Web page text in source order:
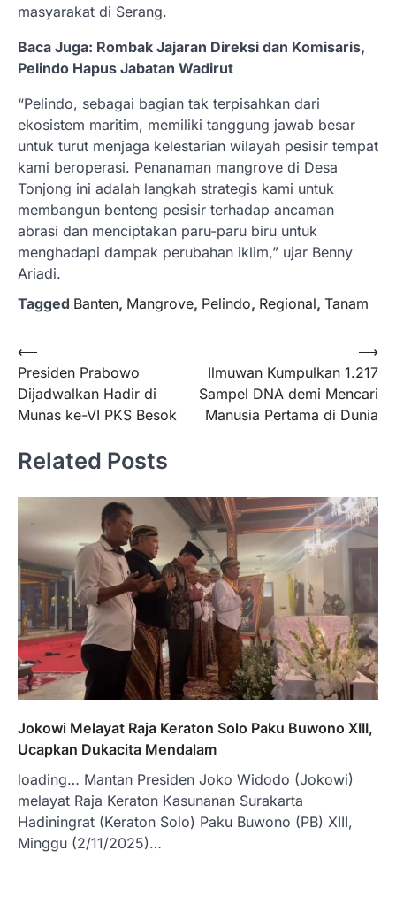
masyarakat di Serang.
Baca Juga: Rombak Jajaran Direksi dan Komisaris,
Pelindo Hapus Jabatan Wadirut
“Pelindo, sebagai bagian tak terpisahkan dari
ekosistem maritim, memiliki tanggung jawab besar
untuk turut menjaga kelestarian wilayah pesisir tempat
kami beroperasi. Penanaman mangrove di Desa
Tonjong ini adalah langkah strategis kami untuk
membangun benteng pesisir terhadap ancaman
abrasi dan menciptakan paru-paru biru untuk
menghadapi dampak perubahan iklim,” ujar Benny
Ariadi.
Tagged Banten, Mangrove, Pelindo, Regional, Tanam
Navigasi
pos
⟵
Presiden Prabowo
Dijadwalkan Hadir di
Munas ke-VI PKS Besok
Ilmuwan Kumpulkan 1.217
Sampel DNA demi Mencari
Manusia Pertama di Dunia
⟶
Related Posts
Jokowi Melayat Raja Keraton Solo Paku Buwono XIII,
Ucapkan Dukacita Mendalam
loading… Mantan Presiden Joko Widodo (Jokowi)
melayat Raja Keraton Kasunanan Surakarta
Hadiningrat (Keraton Solo) Paku Buwono (PB) XIII,
Minggu (2/11/2025)…